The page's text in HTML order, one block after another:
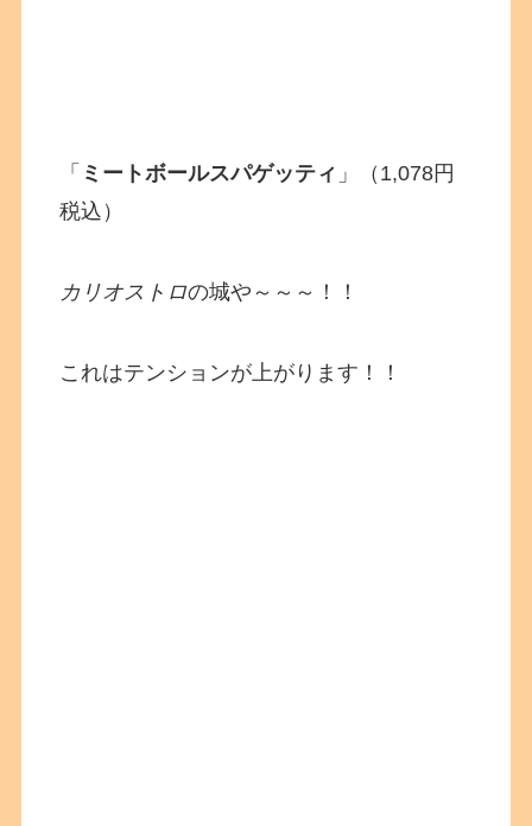
「 ミートボールスパゲッティ 」（1,078円
税込）
カリオストロの城や～～～！！
これはテンションが上がります！！